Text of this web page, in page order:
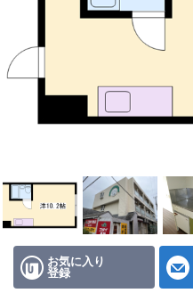
☆ネット無料☆
路線·駅から探す
地域から探す
スタッフ紹介
店舗情報·アクセス
会社概要お気に入り
登録